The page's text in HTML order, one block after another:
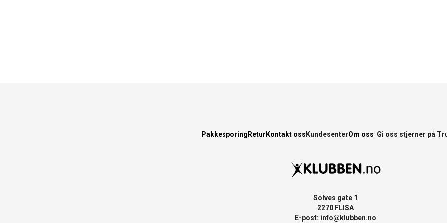
Pakkesporing Retur Kontakt oss KundesenterOm oss Gi oss stjerner på
Solves gate 1
2270 FLISA
E-post: info@klubben.no